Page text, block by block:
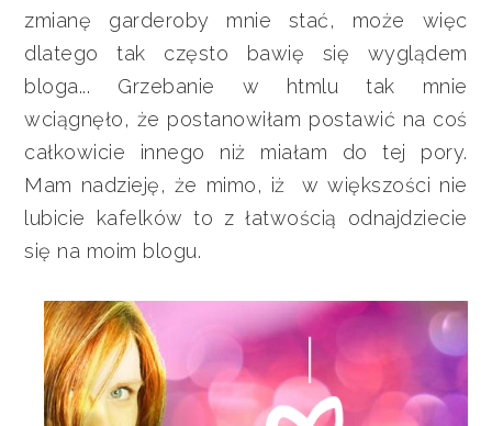
zmianę garderoby mnie stać, może więc
dlatego tak często bawię się wyglądem
bloga... Grzebanie w htmlu tak mnie
wciągnęło, że postanowiłam postawić na coś
całkowicie innego niż miałam do tej pory.
Mam nadzieję, że mimo, iż w większości nie
lubicie kafelków to z łatwością odnajdziecie
się na moim blogu.